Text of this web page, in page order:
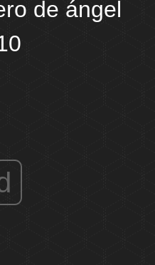
de ángel